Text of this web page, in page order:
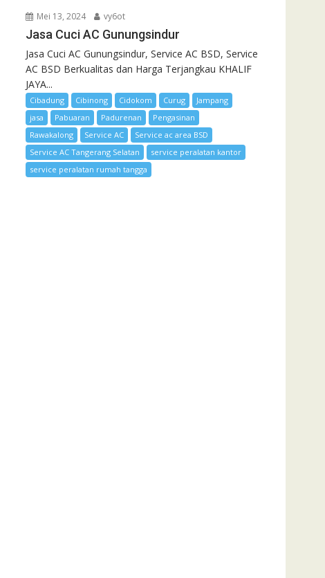
Mei 13, 2024 vy6ot
Jasa Cuci AC Gunungsindur
Jasa Cuci AC Gunungsindur, Service AC BSD, Service
AC BSD Berkualitas dan Harga Terjangkau KHALIF
JAYA...
Cibadung Cibinong Cidokom Curug
Jampang
jasa
Pabuaran Padurenan
Pengasinan
Rawakalong
Service AC
Service ac area BSD
Service AC Tangerang Selatan
service peralatan kantor
service peralatan rumah tangga